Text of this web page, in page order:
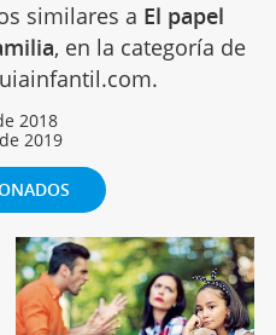
similares a El papel
, en la categoría de
2018
2019